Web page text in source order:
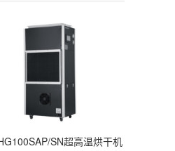
SN超高温烘干机